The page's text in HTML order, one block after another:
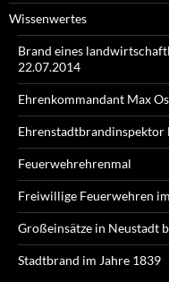
Wissenwertes
Brand eines
22.07.2014
Ehrenkommandant Max
Ehrenstadtbrandinspektor
Feuerwehrehrenmal
Freiwillige Feuerwehren
Großeinsätze in Neustadt
Stadtbrand im Jahre 1839